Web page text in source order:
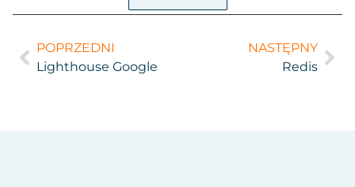
POPRZEDNI
Lighthouse Google
NASTĘPNY
Redis